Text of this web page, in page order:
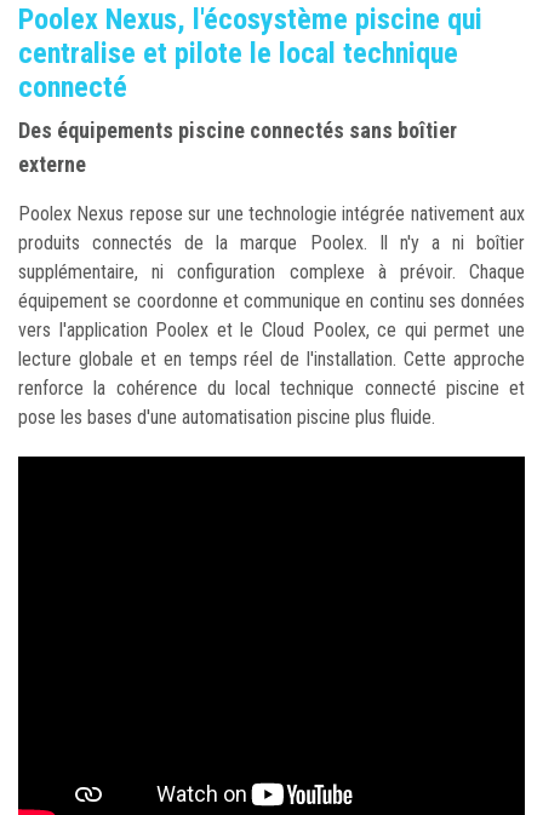
Poolex Nexus, l'écosystème piscine qui
centralise et pilote le local technique
connecté
Des équipements piscine connectés sans boîtier
externe
Poolex Nexus repose sur une technologie intégrée nativement aux
produits connectés de la marque Poolex. Il n'y a ni boîtier
supplémentaire, ni configuration complexe à prévoir. Chaque
équipement se coordonne et communique en continu ses données
vers l'application Poolex et le Cloud Poolex, ce qui permet une
lecture globale et en temps réel de l'installation. Cette approche
renforce la cohérence du local technique connecté piscine et
pose les bases d'une automatisation piscine plus fluide.